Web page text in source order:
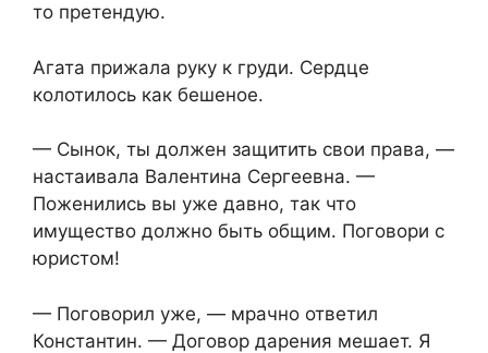
то претендую.
Агата прижала руку к груди. Сердце
колотилось как бешеное.
— Сынок, ты должен защитить свои права, —
настаивала Валентина Сергеевна. —
Поженились вы уже давно, так что
имущество должно быть общим. Поговори с
юристом!
— Поговорил уже, — мрачно ответил
Константин. — Договор дарения мешает. Я